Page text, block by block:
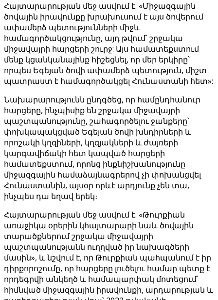
Հայտարարության մեջ ասվում է. «Միջազգային
ծովային իրավունքը խրախուսում է այս ծովերում
ափամերձ պետությունների միջև
համագործակցությունը, այդ թվում՝ շրջակա
միջավայրի հարցերի շուրջ: Այս համատեքստում
մենք կցանկանայինք հիշեցնել, որ մեր երկիրը՝
որպես Եգեյան ծովի ափամերձ պետություն, միշտ
պատրաստ է համագործակցել Հունաստանի հետ»:
Նախարարությունն ընդգծեց, որ համընդհանուր
հարցերը, ինչպիսիք են շրջակա միջավայրի
պաշտպանությունը, շահագործելու ջանքերը՝
փոխկապակցված Եգեյան ծովի խնդիրների և
որոշակի կղզիների, կղզյակների և ժայռերի
կարգավիճակի հետ կապված հարցերի
համատեքստում, որոնց ինքնիշխանությունը
միջազգային համաձայնագրերով չի փոխանցվել
Հունաստանին, այսօր որևէ արդյունք չեն տա,
ինչպես դա եղավ երեկ։
Հայտարարության մեջ ասվում է. «Թուրքիան
առաջիկա օրերին կհայտարարի նաև ծովային
տարածքներում շրջակա միջավայրի
պաշտպանությանն ուղղված իր նախագծերի
մասին», և նշվում է, որ Թուրքիան պահպանում է իր
դիրքորոշումը, որ հարցերը լուծելու համար պետք է
որդեգրվի անկեղծ և համապարփակ մոտեցում՝
հիմնված միջազգային իրավունքի, արդարության և